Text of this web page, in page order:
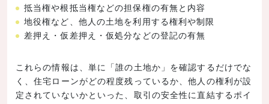
抵当権や根抵当権などの担保権の有無と内容
地役権など、他人の土地を利用する権利や制限
差押え・仮差押え・仮処分などの登記の有無
これらの情報は、単に「誰の土地か」を確認するだけでな
く、住宅ローンがどの程度残っているか、他人の権利が設
定されていないかといった、取引の安全性に直結するポイ